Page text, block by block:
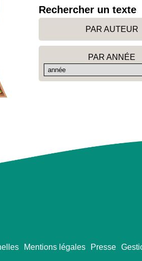
Rechercher un texte
PAR AUTEUR
PAR ANNÉE
Mentions légales Presse